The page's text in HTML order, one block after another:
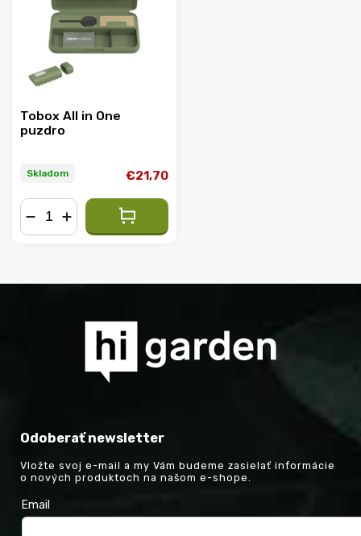
Abecedne
Tobox All in One
puzdro
Skladom €21,70
Odoberať newsletter
Vložte svoj e-mail a my Vám budeme zasielať informácie
o nových produktoch na našom e-shope.
Email